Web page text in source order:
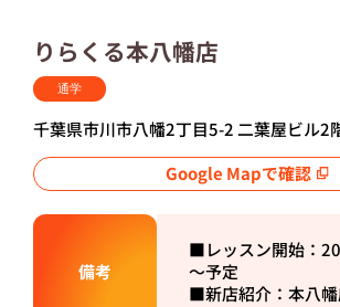
りらくる本八幡店
通学
千葉県市川市八幡2丁目5-2 二葉屋ビル2
Google Mapで確認
備考
■レッスン開始：
～予定
■新店紹介： 本八